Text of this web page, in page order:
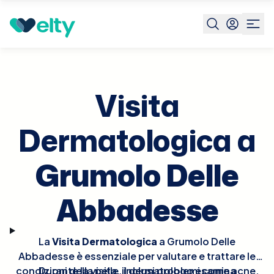
Prenota visita
Grumolo Delle
Visita
Dermatologica a
Grumolo Delle
Abbadesse
LaVisita Dermatologica a Grumolo Delle
Abbadesse è essenziale per valutare e trattare le
condizioni della pelle, inclusi problemi come acne,
Durante la visita, il dermatologo esamina